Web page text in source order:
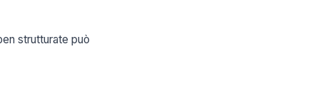
strutturate può